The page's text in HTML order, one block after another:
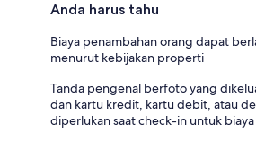
Anda harus tahu
Biaya penambahan orang dapat
menurut kebijakan properti
Tanda pengenal berfoto yang
dan kartu kredit, kartu debit, atau
diperlukan saat check-in untuk